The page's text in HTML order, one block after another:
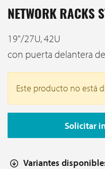
NETWORK RACKS
19"/27U, 42U
con puerta delantera
Este producto no está
Solicitar
Variantes